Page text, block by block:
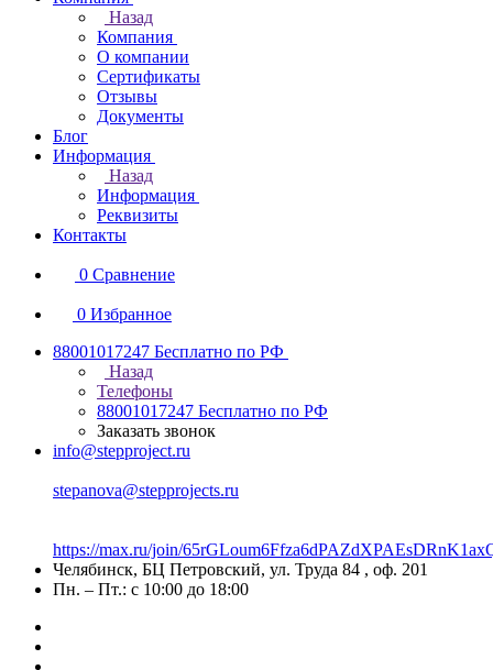
Назад
Компания
О компании
Сертификаты
Отзывы
Документы
Блог
Информация
Назад
Информация
Реквизиты
Контакты
0 Сравнение
0 Избранное
88001017247 Бесплатно по РФ
Назад
Телефоны
88001017247 Бесплатно по РФ
Заказать звонок
info@stepproject.ru
stepanova@stepprojects.ru
https://max.ru/join/
Челябинск, БЦ Петровский, ул. Труда 84 , оф. 201
Пн. – Пт.: с 10:00 до 18:00